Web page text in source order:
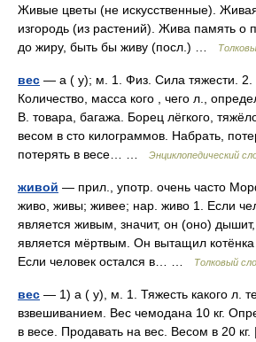
Живые цветы (не искусственные).
изгородь (из растений). Жива память
до жиру, быть бы живу (посл.) …
вес — а ( у); м. 1. Физ. Сила тяжести. 2.
Количество, масса кого , чего л.,
В. товара, багажа. Борец лёгкого,
весом в сто килограммов. Набрать,
потерять в весе… …
Энциклопедический
живой — прил., употр. очень часто
живо, живы; живее; нар. живо 1. Если
является живым, значит, он (оно)
является мёртвым. Он вытащил котёнка
Если человек остался в… …
Толковый
вес — 1) а ( у), м. 1. Тяжесть какого л.
взвешиванием. Вес чемодана 10 кг.
в весе. Продавать на вес. Весом в 20